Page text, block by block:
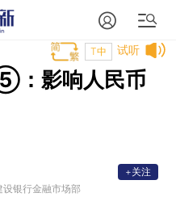
试听
T中
：影响人民币
银行金融市场部
+关注